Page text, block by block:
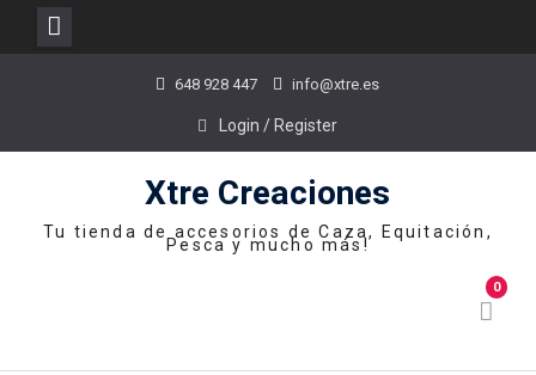
648 928 447 info@xtre.es
Login / Register
Xtre Creaciones
Tu tienda de accesorios de Caza, Equitación,
Pesca y mucho más!
0